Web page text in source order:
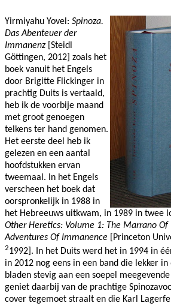
Yirmiyahu Yovel: Spinoza.
Das Abenteuer der
Immanenz[Steidl
Göttingen, 2012] zoals het
boek vanuit het Engels
door Brigitte Flickinger in
prachtig Duits is vertaald,
heb ik de voorbije maand
met groot genoegen
telkens ter hand genomen.
Het eerste deel heb ik
gelezen en een aantal
hoofdstukken ervan
tweemaal. In het Engels
verscheen het boek dat
oorspronkelijk in 1988 in
het Hebreeuws uitkwam, in 1989 in twee
Other Heretics: Volume 1: The Marrano Of
Adventures Of Immanence [Princeton
21992]. In het Duits werd het in 1994 in
in 2012 nog eens in een band die lekker
bladen stevig aan een soepel
geniet daarbij van de prachtige
cover tegemoet straalt en die Karl